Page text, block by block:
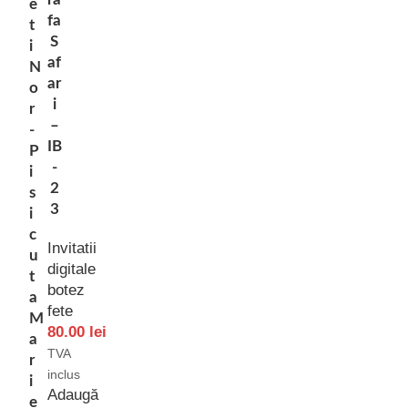
e
t
i
N
o
r
-
P
i
s
i
c
u
t
a
M
a
r
i
e
fa
S
af
ar
i
–
IB
-
2
3
Invitatii
digitale
botez
fete
80.00 lei
TVA
inclus
Adaugă